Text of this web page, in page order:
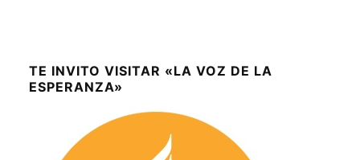
TE INVITO VISITAR «LA VOZ DE LA
ESPERANZA»